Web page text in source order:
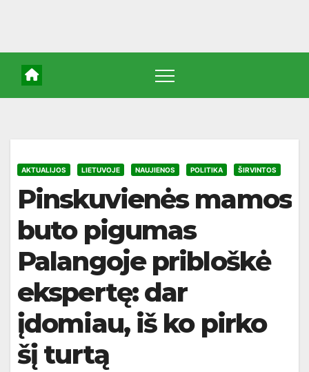
AKTUALIJOS LIETUVOJE NAUJIENOS POLITIKA ŠIRVINTOS
Pinskuvienės mamos
buto pigumas
Palangoje pribloškė
ekspertę: dar
įdomiau, iš ko pirko
šį turtą